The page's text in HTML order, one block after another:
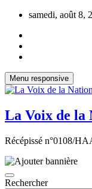
Aller
contenu
samedi, août 8,
Menu responsive
La Voix de la
Récépissé n°0108/
Rechercher